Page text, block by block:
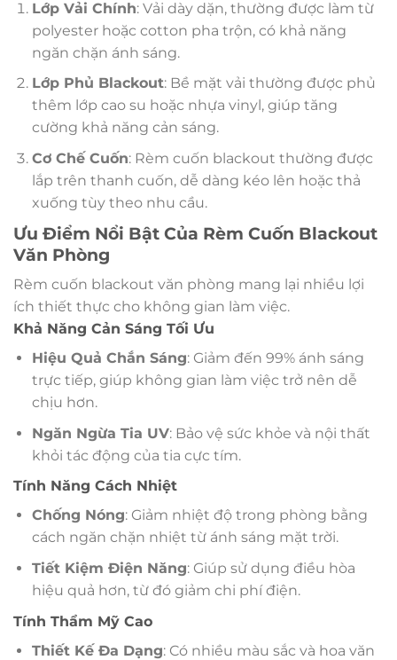
Lớp Vải Chính: Vải dày dặn, thường được làm từ
polyester hoặc cotton pha trộn, có khả năng
ngăn chặn ánh sáng.
Lớp Phủ Blackout: Bề mặt vải thường được phủ
thêm lớp cao su hoặc nhựa vinyl, giúp tăng
cường khả năng cản sáng.
Cơ Chế Cuốn: Rèm cuốn blackout thường được
lắp trên thanh cuốn, dễ dàng kéo lên hoặc thả
xuống tùy theo nhu cầu.
Ưu Điểm Nổi Bật Của Rèm Cuốn Blackout
Văn Phòng
Rèm cuốn blackout văn phòng mang lại nhiều lợi
ích thiết thực cho không gian làm việc.
Khả Năng Cản Sáng Tối Ưu
Hiệu Quả Chắn Sáng: Giảm đến 99% ánh sáng
trực tiếp, giúp không gian làm việc trở nên dễ
chịu hơn.
Ngăn Ngừa Tia UV: Bảo vệ sức khỏe và nội thất
khỏi tác động của tia cực tím.
Tính Năng Cách Nhiệt
Chống Nóng: Giảm nhiệt độ trong phòng bằng
cách ngăn chặn nhiệt từ ánh sáng mặt trời.
Tiết Kiệm Điện Năng: Giúp sử dụng điều hòa
hiệu quả hơn, từ đó giảm chi phí điện.
Tính Thẩm Mỹ Cao
Thiết Kế Đa Dạng: Có nhiều màu sắc và hoa văn